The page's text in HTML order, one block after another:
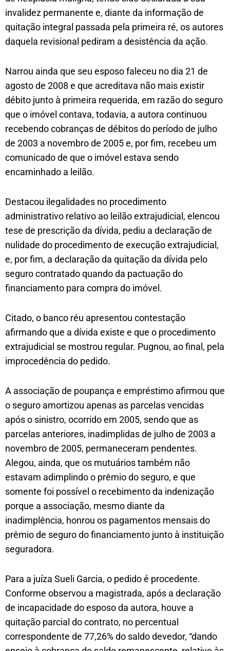
invalidez permanente e, diante da informação de
quitação integral passada pela primeira ré, os autores
daquela revisional pediram a desistência da ação.
Narrou ainda que seu esposo faleceu no dia 21 de
agosto de 2008 e que acreditava não mais existir
débito junto à primeira requerida, em razão do seguro
que o imóvel contava, todavia, a autora continuou
recebendo cobranças de débitos do período de julho
de 2003 a novembro de 2005 e, por fim, recebeu um
comunicado de que o imóvel estava sendo
encaminhado a leilão.
Destacou ilegalidades no procedimento
administrativo relativo ao leilão extrajudicial, elencou
tese de prescrição da dívida, pediu a declaração de
nulidade do procedimento de execução extrajudicial,
e, por fim, a declaração da quitação da dívida pelo
seguro contratado quando da pactuação do
financiamento para compra do imóvel.
Citado, o banco réu apresentou contestação
afirmando que a dívida existe e que o procedimento
extrajudicial se mostrou regular. Pugnou, ao final, pela
improcedência do pedido.
A associação de poupança e empréstimo afirmou que
o seguro amortizou apenas as parcelas vencidas
após o sinistro, ocorrido em 2005, sendo que as
parcelas anteriores, inadimplidas de julho de 2003 a
novembro de 2005, permaneceram pendentes.
Alegou, ainda, que os mutuários também não
estavam adimplindo o prêmio do seguro, e que
somente foi possível o recebimento da indenização
porque a associação, mesmo diante da
inadimplência, honrou os pagamentos mensais do
prêmio de seguro do financiamento junto à instituição
seguradora.
Para a juíza Sueli Garcia, o pedido é procedente.
Conforme observou a magistrada, após a declaração
de incapacidade do esposo da autora, houve a
quitação parcial do contrato, no percentual
correspondente de 77,26% do saldo devedor, “dando